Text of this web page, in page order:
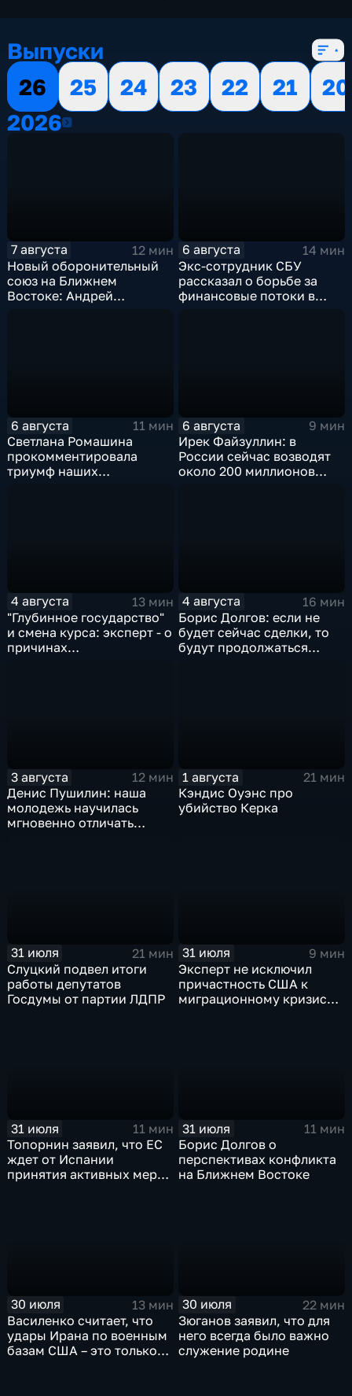
Выпуски
26
25 24 23 22 21
20
20262026
7 августа
12 мин
Новый оборонительный
союз на Ближнем
Востоке: Андрей
6 августа
14 мин
Экс-сотрудник СБУ
рассказал о борьбе за
финансовые потоки в
6 августа
11 мин
Светлана Ромашина
прокомментировала
триумф наших
6 августа
9 мин
Ирек Файзуллин: в
России сейчас возводят
около 200 миллионов
4 августа
13 мин
"Глубинное государство"
и смена курса: эксперт - о
причинах
4 августа
16 мин
Борис Долгов: если не
будет сейчас сделки, то
будут продолжаться
3 августа
12 мин
Денис Пушилин: наша
молодежь научилась
мгновенно отличать
1 августа
21 мин
Кэндис Оуэнс про
убийство Керка
31 июля
21 мин
Слуцкий подвел итоги
работы депутатов
Госдумы от партии ЛДПР
31 июля
9 мин
Эксперт не исключил
причастность США к
миграционному кризису в
31 июля
11 мин
Топорнин заявил, что ЕС
ждет от Испании
принятия активных мер
31 июля
11 мин
Борис Долгов о
перспективах конфликта
на Ближнем Востоке
30 июля
13 мин
Василенко считает, что
удары Ирана по военным
базам США – это только
30 июля
22 мин
Зюганов заявил, что для
него всегда было важно
служение родине